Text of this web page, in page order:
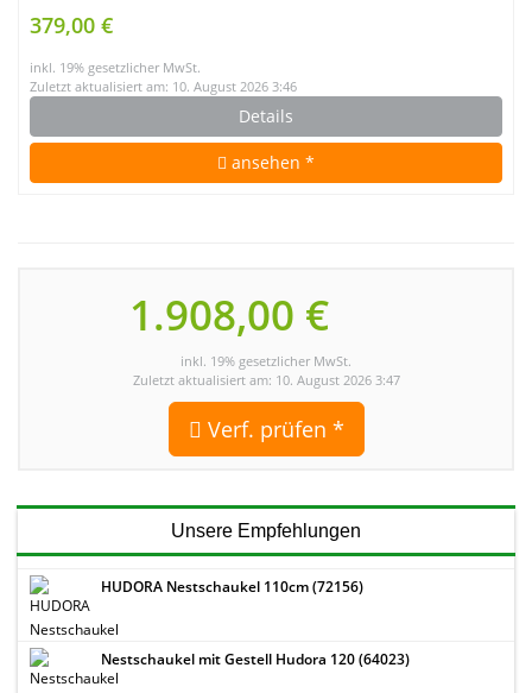
379,00 €
inkl. 19% gesetzlicher MwSt.
Zuletzt aktualisiert am: 10. August 2026 3:46
Details
ansehen *
1.908,00 €
inkl. 19% gesetzlicher MwSt.
Zuletzt aktualisiert am: 10. August 2026 3:47
Verf. prüfen *
Unsere Empfehlungen
HUDORA Nestschaukel 110cm (72156)
Nestschaukel mit Gestell Hudora 120 (64023)